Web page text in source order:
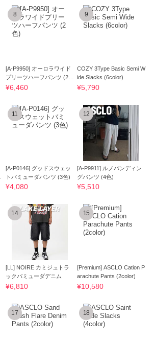
8
[A-P9950] オーロラワイド
プリーツハーフパンツ (2
色)
¥6,460
9
COZY 3Type Basic Semi W
ide Slacks (6color)
¥5,790
11
[A-P0146] グッドスウェッ
トバミューダパンツ (3色)
¥4,080
12
[A-P9911] ルノバンディン
グパンツ (4色)
¥5,510
14
[LL] NOIRE カミジュトラ
ックバミューダデニム
¥6,810
15
[Premium] ASCLO Cation P
arachute Pants (2color)
¥10,580
17 18